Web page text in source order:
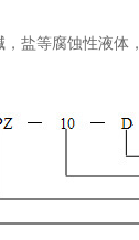
盐等腐蚀性液体